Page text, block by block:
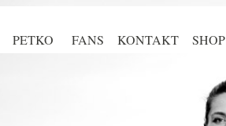
PETKO FANS KONTAKT SHOP